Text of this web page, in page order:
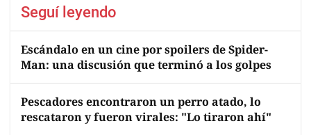
Seguí leyendo
Escándalo en un cine por spoilers de Spider-
Man: una discusión que terminó a los golpes
Pescadores encontraron un perro atado, lo
rescataron y fueron virales: "Lo tiraron ahí"